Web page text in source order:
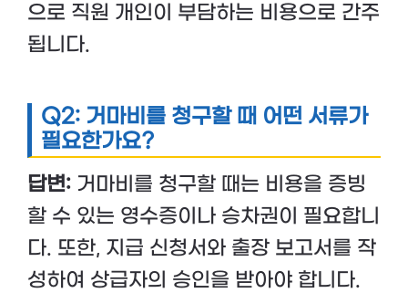
으로 직원 개인이 부담하는 비용으로 간주
됩니다.
Q2: 거마비를 청구할 때 어떤 서류가
필요한가요?
답변: 거마비를 청구할 때는 비용을 증빙
할 수 있는 영수증이나 승차권이 필요합니
다. 또한, 지급 신청서와 출장 보고서를 작
성하여 상급자의 승인을 받아야 합니다.